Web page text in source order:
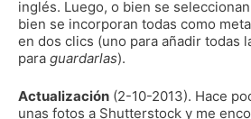
inglés. Luego, o bien se
bien se incorporan todas como
en dos clics (uno para añadir todas
para guardarlas).
Actualización (2-10-2013). Hace
unas fotos a Shutterstock y me